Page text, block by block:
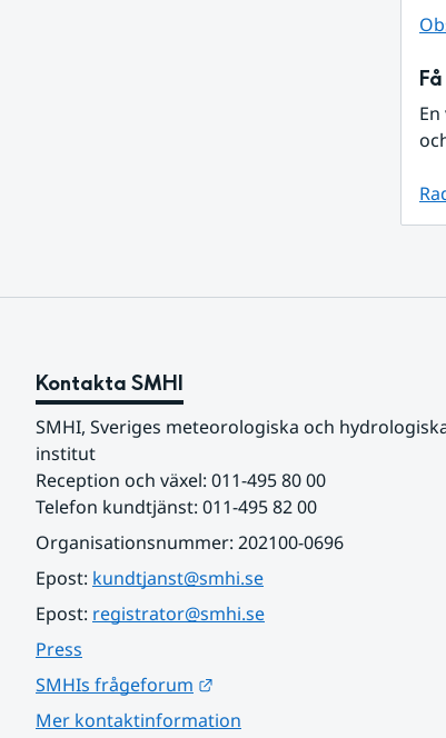
Kontakta SMHI
SMHI, Sveriges meteorologiska och
institut
Reception och växel: 011-495 80 00
Telefon kundtjänst: 011-495 82 00
Organisationsnummer: 202100-0696
Epost: kundtjanst@smhi.se
Epost: registrator@smhi.se
Press
SMHIs frågeforum
Mer kontaktinformation